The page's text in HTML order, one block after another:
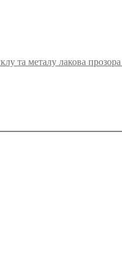
та металу лакова